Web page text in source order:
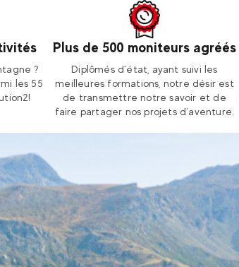
?
les 55
Plus de 500 moniteurs agréés
Diplômés d’état, ayant suivi les
meilleures formations, notre désir est
de transmettre notre savoir et de
faire partager nos projets d’aventure.